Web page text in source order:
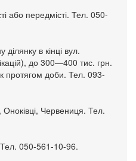
або передмісті. Тел. 050-
в кінці вул.
до 300—400 тис. грн.
протягом доби. Тел. 093-
Червениця. Тел.
050-561-10-96.